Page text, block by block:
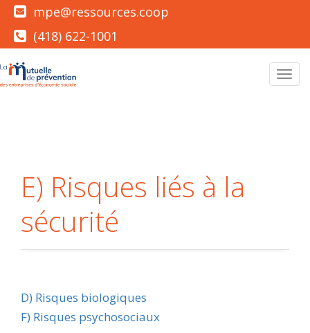
mpe@ressources.coop
(418) 622-1001
E) Risques liés à la
sécurité
Navigation
D) Risques biologiques
F) Risques psychosociaux